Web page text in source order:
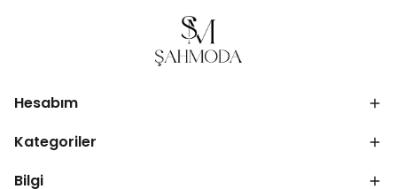
Hesabım
Kategoriler
Bilgi